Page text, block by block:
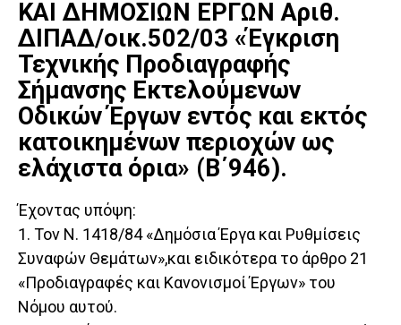
ΚΑΙ ΔΗΜΟΣΙΩΝ ΕΡΓΩΝ Αριθ.
ΔΙΠΑΔ/οικ.502/03 «Έγκριση
Τεχνικής Προδιαγραφής
Σήμανσης Εκτελούμενων
Οδικών Έργων εντός και εκτός
κατοικημένων περιοχών ως
ελάχιστα όρια» (Β΄946).
Έχοντας υπόψη:
1. Τον Ν. 1418/84 «Δημόσια Έργα και Ρυθμίσεις
Συναφών Θεμάτων»,και ειδικότερα το άρθρο 21
«Προδιαγραφές και Κανονισμοί Έργων» του
Νόμου αυτού.